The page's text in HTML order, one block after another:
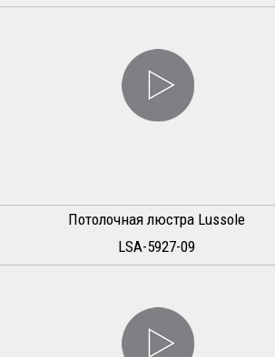
Потолочная люстра Lussole
LSA-5927-09